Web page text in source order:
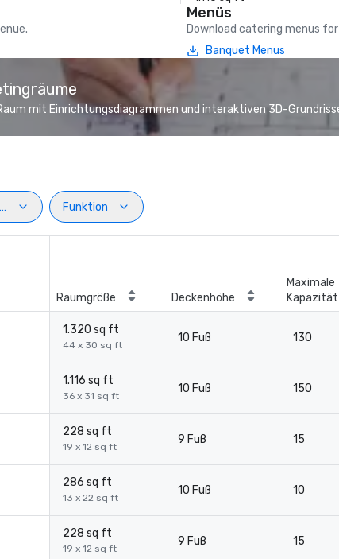
Menüs
Download catering menus
Banquet Menus
mit Einrichtungsdiagrammen und interaktiven 3D-
Funktion
Raumgröße Deckenhöhe
Maximale
Kapazität
1.320 sq ft
44 x 30 sq ft
10 Fuß 130
1.116 sq ft
36 x 31 sq ft
10 Fuß 150
228 sq ft
19 x 12 sq ft
9 Fuß 15
286 sq ft
13 x 22 sq ft
10 Fuß 10
228 sq ft
19 x 12 sq ft
9 Fuß 15